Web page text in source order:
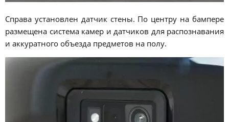
Справа установлен датчик стены. По центру на бампере
размещена система камер и датчиков для распознавания
и аккуратного объезда предметов на полу.